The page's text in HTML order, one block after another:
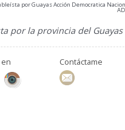
por Guayas Acción Democratica
por la provincia del Guayas
Contáctame